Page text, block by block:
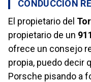
CONDUCCIÓN
El propietario del
propietario de un
ofrece un consejo
propia, puedo decir
Porsche pisando a